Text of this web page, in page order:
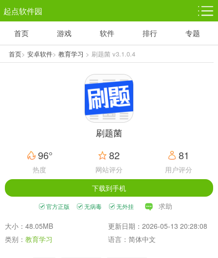
起点软件园
塔防游戏
1千+款游戏
休闲益智
1万+款游戏
体育竞技
5百+款游戏
赛车竞速
3百+款游戏
首页 游戏 软件 排行 专题
首页> 安卓软件> 教育学习 > 刷题菌 v3.1.0.4
刷题菌
96°
热度
82
网站评分
81
用户评分
下载到手机
官方正版 无病毒 无外挂 求助
大小：48.05MB
更新日期：2026-05-13 20:28:08
类别： 教育学习 语言：简体中文